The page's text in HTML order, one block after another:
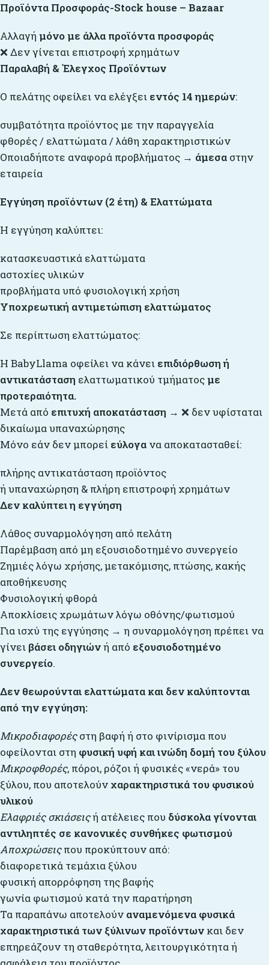
Προϊόντα Προσφοράς-Stock house – Bazaar
Αλλαγή μόνο με άλλα προϊόντα προσφοράς
❌ Δεν γίνεται επιστροφή χρημάτων
Παραλαβή & Έλεγχος Προϊόντων
Ο πελάτης οφείλει να ελέγξει εντός 14 ημερών:
συμβατότητα προϊόντος με την παραγγελία
φθορές / ελαττώματα / λάθη χαρακτηριστικών
Οποιαδήποτε αναφορά προβλήματος → άμεσα στην
εταιρεία
Εγγύηση προϊόντων (2 έτη) & Ελαττώματα
Η εγγύηση καλύπτει:
κατασκευαστικά ελαττώματα
αστοχίες υλικών
προβλήματα υπό φυσιολογική χρήση
Υποχρεωτική αντιμετώπιση ελαττώματος
Σε περίπτωση ελαττώματος:
Η BabyLlama οφείλει να κάνει επιδιόρθωση ή
αντικατάσταση ελαττωματικού τμήματοςμε
προτεραιότητα.
Μετά από επιτυχή αποκατάσταση → ❌ δεν υφίσταται
δικαίωμα υπαναχώρησης
Μόνο εάν δεν μπορεί εύλογα να αποκατασταθεί:
πλήρης αντικατάσταση προϊόντος
ή υπαναχώρηση & πλήρη επιστροφή χρημάτων
Δεν καλύπτει η εγγύηση
Λάθος συναρμολόγηση από πελάτη
Παρέμβαση από μη εξουσιοδοτημένο συνεργείο
Ζημιές λόγω χρήσης, μετακόμισης, πτώσης, κακής
αποθήκευσης
Φυσιολογική φθορά
Αποκλίσεις χρωμάτων λόγω οθόνης/φωτισμού
Για ισχύ της εγγύησης → η συναρμολόγηση πρέπει να
γίνει βάσει οδηγιώνή από εξουσιοδοτημένο
συνεργείο.
Δεν θεωρούνται ελαττώματα και δεν καλύπτονται
από την εγγύηση:
Μικροδιαφορέςστη βαφή ή στο φινίρισμα που
οφείλονται στη φυσική υφή και ινώδη δομή του ξύλου
Μικροφθορές, πόροι, ρόζοι ή φυσικές «νερά» του
ξύλου, που αποτελούν χαρακτηριστικά του φυσικού
υλικού
Ελαφριές σκιάσειςή ατέλειες που δύσκολα γίνονται
αντιληπτές σε κανονικές συνθήκες φωτισμού
Αποχρώσειςπου προκύπτουν από:
διαφορετικά τεμάχια ξύλου
φυσική απορρόφηση της βαφής
γωνία φωτισμού κατά την παρατήρηση
Τα παραπάνω αποτελούν αναμενόμενα φυσικά
χαρακτηριστικά των ξύλινων προϊόντων και δεν
επηρεάζουν τη σταθερότητα, λειτουργικότητα ή